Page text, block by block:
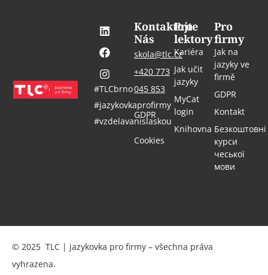
Pro
firmy
Jak na
jazyky ve
firmě
GDPR
Kontakt
Безкоштовні
курси
чеської
мови
Pro
lektory
Kariéra
Jak učit
jazyky
MyCat
login
Knihovna
Kontaktujte
Nás
skola@tlc.cz
+420 773
045 853
GDPR
Cookies
#TLCbrno
#jazykovkaprofirmy
#vzdelavanislaskou
© 2025 TLC | jazykovka pro firmy – všechna práva
vyhrazena.